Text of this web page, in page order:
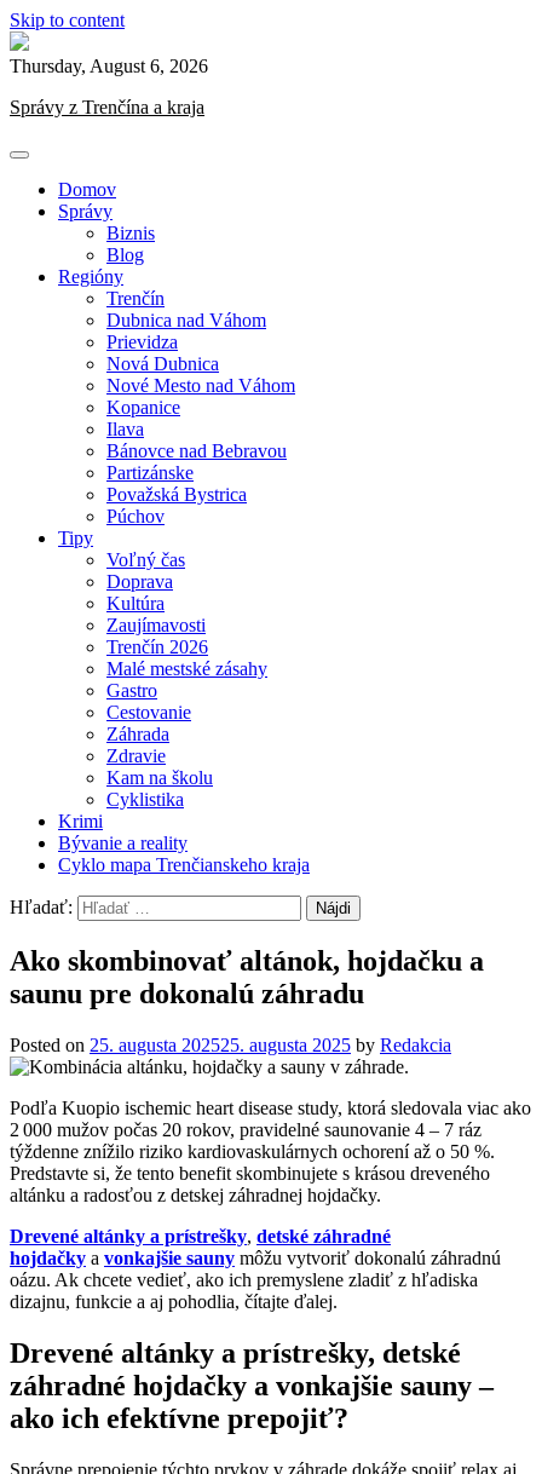
Skip to content
Thursday, August 6, 2026
Správy z Trenčína a kraja
Domov
Správy
Biznis
Blog
Regióny
Trenčín
Dubnica nad Váhom
Prievidza
Nová Dubnica
Nové Mesto nad Váhom
Kopanice
Ilava
Bánovce nad Bebravou
Partizánske
Považská Bystrica
Púchov
Tipy
Voľný čas
Doprava
Kultúra
Zaujímavosti
Trenčín 2026
Malé mestské zásahy
Gastro
Cestovanie
Záhrada
Zdravie
Kam na školu
Cyklistika
Krimi
Bývanie a reality
Cyklo mapa Trenčianskeho kraja
Hľadať:
Ako skombinovať altánok, hojdačku a
saunu pre dokonalú záhradu
Posted on 25. augusta 202525. augusta 2025 by Redakcia
Podľa Kuopio ischemic heart disease study, ktorá sledovala viac ako
2 000 mužov počas 20 rokov, pravidelné saunovanie 4 – 7 ráz
týždenne znížilo riziko kardiovaskulárnych ochorení až o 50 %.
Predstavte si, že tento benefit skombinujete s krásou dreveného
altánku a radosťou z detskej záhradnej hojdačky.
Drevené altánky a prístrešky, detské záhradné
hojdačky a vonkajšie sauny môžu vytvoriť dokonalú záhradnú
oázu. Ak chcete vedieť, ako ich premyslene zladiť z hľadiska
dizajnu, funkcie a aj pohodlia, čítajte ďalej.
Drevené altánky a prístrešky, detské
záhradné hojdačky a vonkajšie sauny –
ako ich efektívne prepojiť?
Správne prepojenie týchto prvkov v záhrade dokáže spojiť relax aj